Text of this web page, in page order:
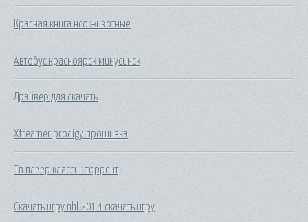
Красная книга нсо животные
Автобус красноярск минусинск
Драйвер для скачать
Xtreamer prodigy прошивка
Тв плеер классик торрент
Скачать игру nhl 2014 скачать игру